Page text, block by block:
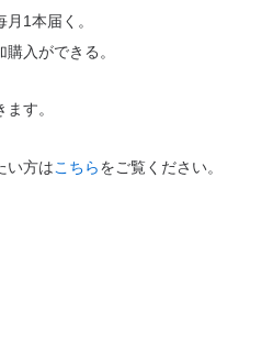
1本届く。
入ができる。
す。
い方はこちらをご覧ください。